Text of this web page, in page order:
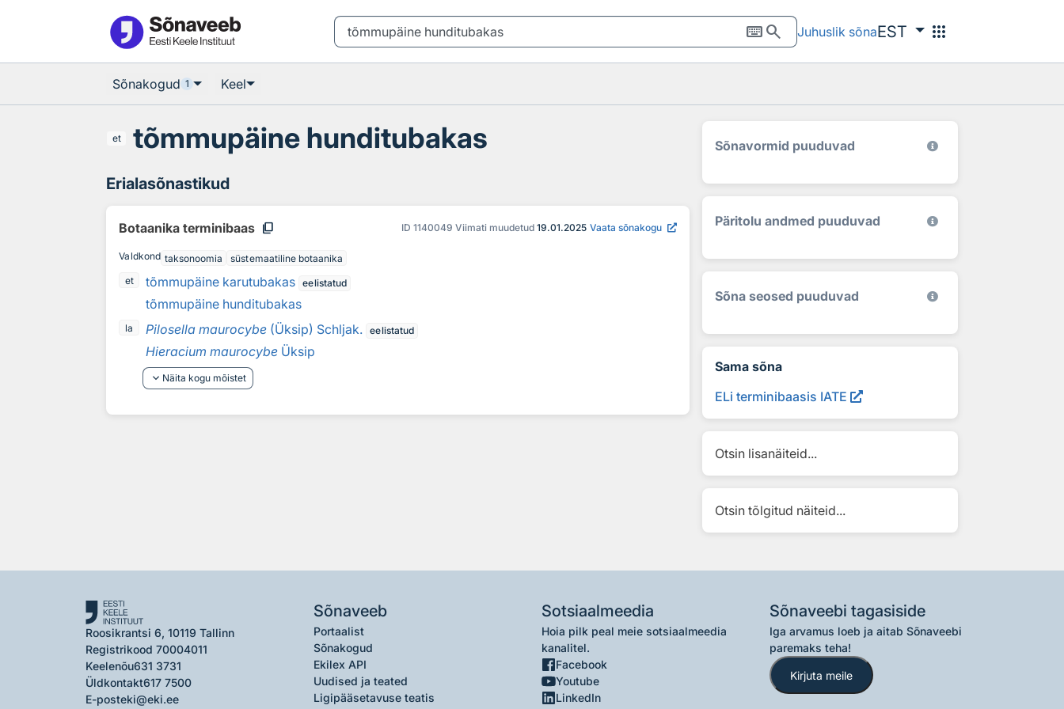
keyboardsearch Juhuslik sõnaEST apps
Sõnakogud 1 Keel
et tõmmupäine hunditubakas
Erialasõnastikud
Botaanika terminibaas content_copy ID 1140049 Viimati muudetud 19.01.2025 Vaata sõnakogu
Valdkond taksonoomia
süstemaatiline botaanika
et
tõmmupäine karutubakas eelistatud
tõmmupäine hunditubakas
la Pilosella maurocybe (Üksip) Schljak. eelistatud
Hieracium maurocybe Üksip
keyboard_arrow_down Näita kogu mõistet
Sõnavormid puuduvad
Päritolu andmed puuduvad
Sõna seosed puuduvad
Sama sõna
ELi terminibaasis IATE
Otsin lisanäiteid...
Otsin tõlgitud näiteid...
Roosikrantsi 6, 10119 Tallinn
Registrikood 70004011
Keelenõu631 3731
Üldkontakt617 7500
E-posteki@eki.ee
Sõnaveeb
Portaalist
Sõnakogud
Ekilex API
Uudised ja teated
Ligipääsetavuse teatis
Sotsiaalmeedia
Hoia pilk peal meie sotsiaalmeedia
kanalitel.
Facebook
Youtube
LinkedIn
Sõnaveebi tagasiside
Iga arvamus loeb ja aitab Sõnaveebi
paremaks teha!
Kirjuta meile